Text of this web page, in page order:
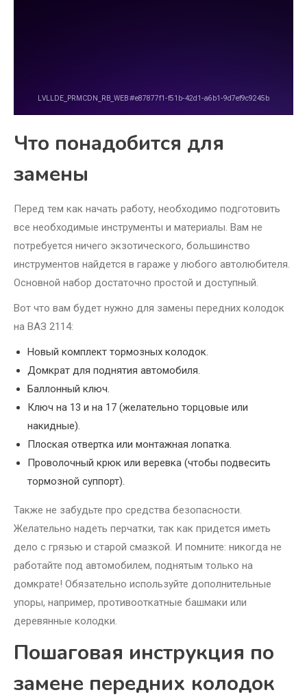
Что понадобится для
замены
Перед тем как начать работу, необходимо подготовить
все необходимые инструменты и материалы. Вам не
потребуется ничего экзотического, большинство
инструментов найдется в гараже у любого автолюбителя.
Основной набор достаточно простой и доступный.
Вот что вам будет нужно для замены передних колодок
на ВАЗ 2114:
Новый комплект тормозных колодок.
Домкрат для поднятия автомобиля.
Баллонный ключ.
Ключ на 13 и на 17 (желательно торцовые или
накидные).
Плоская отвертка или монтажная лопатка.
Проволочный крюк или веревка (чтобы подвесить
тормозной суппорт).
Также не забудьте про средства безопасности.
Желательно надеть перчатки, так как придется иметь
дело с грязью и старой смазкой. И помните: никогда не
работайте под автомобилем, поднятым только на
домкрате! Обязательно используйте дополнительные
упоры, например, противооткатные башмаки или
деревянные колодки.
Пошаговая инструкция по
замене передних колодок